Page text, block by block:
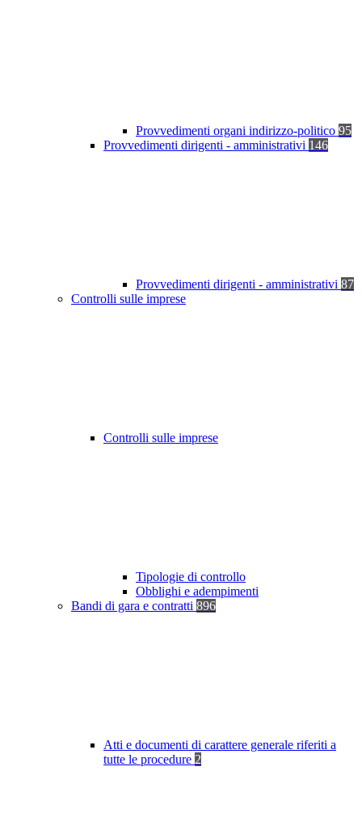
Provvedimenti organi indirizzo-politico 95
Provvedimenti dirigenti - amministrativi 146
Provvedimenti dirigenti - amministrativi 87
Controlli sulle imprese
Controlli sulle imprese
Tipologie di controllo
Obblighi e adempimenti
Bandi di gara e contratti 896
Atti e documenti di carattere generale riferiti a
tutte le procedure 2